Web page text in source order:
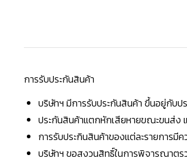
การรับประกันสินค้า
บริษัทฯ มีการรับประกันสินค้า ขึ้นอยู่กับ
ประกันสินค้าแตกหักเสียหายขณะขนส่ง
การรับประกินสินค้าของแต่ละรายการมี
บริษัทฯ ขอสงวนสิทธิ์ในการพิจารณาต